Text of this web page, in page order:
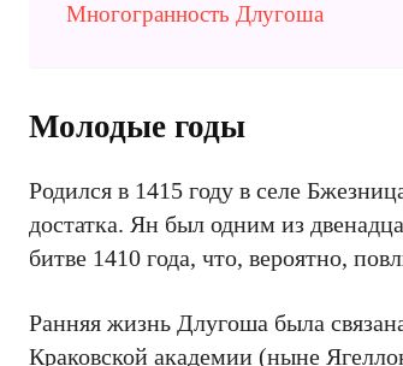
Многогранность Длугоша
Молодые годы
Родился в 1415 году в селе
достатка. Ян был одним из
битве 1410 года, что, вероятно,
Ранняя жизнь Длугоша была
Краковской академии (ныне